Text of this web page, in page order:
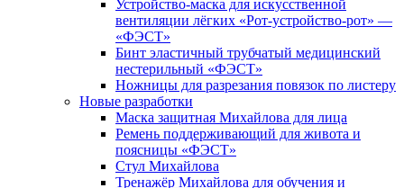
Устройство-маска для искусственной
вентиляции лёгких «Рот-устройство-рот» —
«ФЭСТ»
Бинт эластичный трубчатый медицинский
нестерильный «ФЭСТ»
Ножницы для разрезания повязок по листеру
Новые разработки
Маска защитная Михайлова для лица
Ремень поддерживающий для живота и
поясницы «ФЭСТ»
Стул Михайлова
Тренажёр Михайлова для обучения и